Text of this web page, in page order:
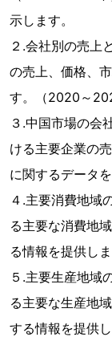
示します。
２.会社別の売上
の売上、価格、
す。（2020～
３.中国市場の会
ける主要企業の
に関するデータ
４.主要消費地域
る主要な消費地
る情報を提供しま
５.主要生産地域
る主要な生産地
する情報を提供し